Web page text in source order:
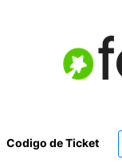
Codigo de Ticket